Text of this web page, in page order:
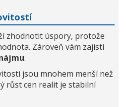
zhodnotit úspory, protože
Zároveň vám zajistí
.
jsou mnohem menší než
růst cen realit je stabilní